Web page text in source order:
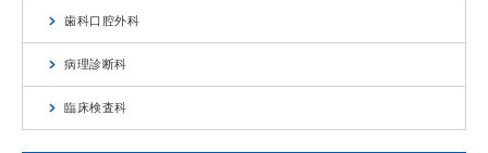
歯科口腔外科
病理診断科
臨床検査科